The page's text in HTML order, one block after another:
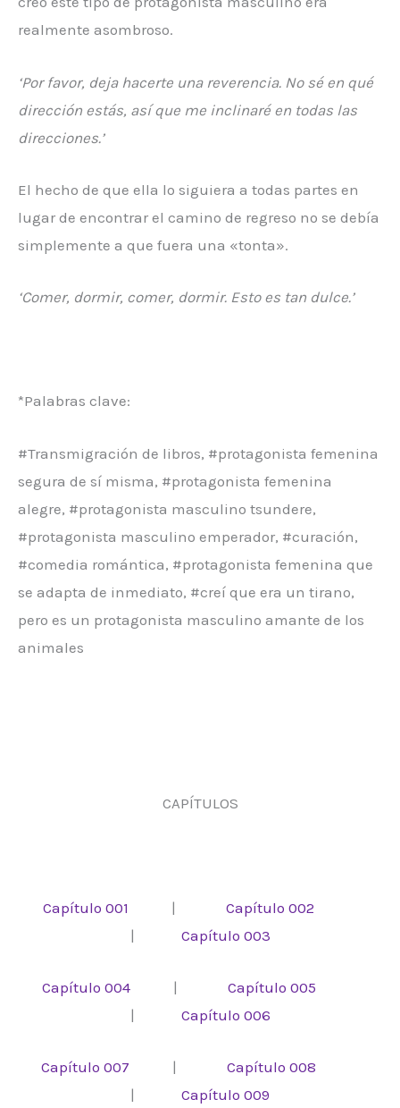
realmente asombroso.
‘Por favor, deja hacerte una reverencia. No sé en qué
dirección estás, así que me inclinaré en todas las
direcciones.’
El hecho de que ella lo siguiera a todas partes en
lugar de encontrar el camino de regreso no se debía
simplemente a que fuera una «tonta».
‘Comer, dormir, comer, dormir. Esto es tan dulce.’
*Palabras clave:
#Transmigración de libros, #protagonista femenina
segura de sí misma, #protagonista femenina
alegre, #protagonista masculino tsundere,
#protagonista masculino emperador, #curación,
#comedia romántica, #protagonista femenina que
se adapta de inmediato, #creí que era un tirano,
pero es un protagonista masculino amante de los
animales
CAPÍTULOS
Capítulo 001 | Capítulo 002
| Capítulo 003
Capítulo 004| Capítulo 005
| Capítulo 006
Capítulo 007 | Capítulo 008
| Capítulo 009